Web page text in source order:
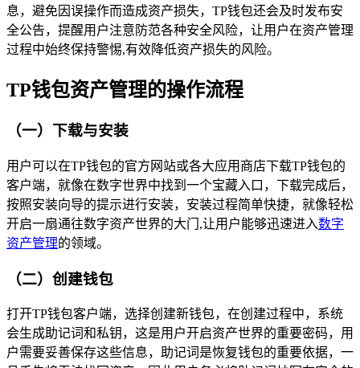
息，避免因误操作而造成资产损失，TP钱包还会及时发布安
全公告，提醒用户注意防范各种安全风险，让用户在资产管理
过程中始终保持警惕,有效降低资产损失的风险。
TP钱包资产管理的操作流程
（一）下载与安装
用户可以在TP钱包的官方网站或各大应用商店下载TP钱包的
客户端，就像在数字世界中找到一个宝藏入口，下载完成后，
按照安装向导的提示进行安装，安装过程简单快捷，就像轻松
开启一扇通往数字资产世界的大门,让用户能够迅速进入数字
资产管理的领域。
（二）创建钱包
打开TP钱包客户端，选择创建新钱包，在创建过程中，系统
会生成助记词和私钥，这是用户开启资产世界的重要密码，用
户需要妥善保存这些信息，助记词是恢复钱包的重要依据，一